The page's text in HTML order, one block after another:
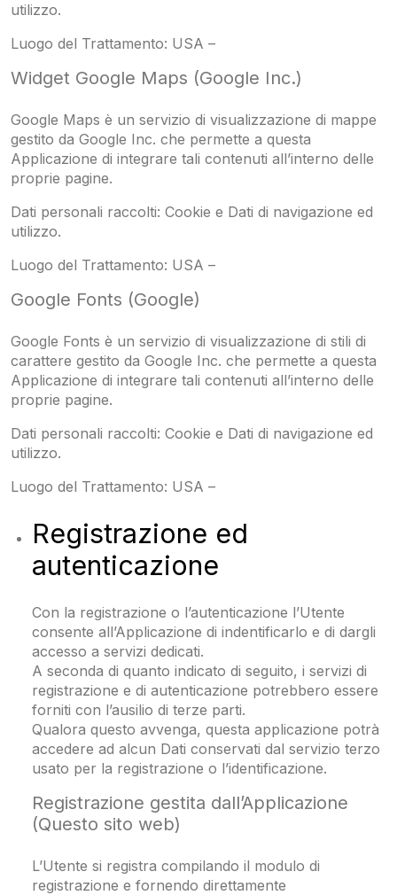
utilizzo.
Luogo del Trattamento: USA –
Widget Google Maps (Google Inc.)
Google Maps è un servizio di visualizzazione di mappe
gestito da Google Inc. che permette a questa
Applicazione di integrare tali contenuti all’interno delle
proprie pagine.
Dati personali raccolti: Cookie e Dati di navigazione ed
utilizzo.
Luogo del Trattamento: USA –
Google Fonts (Google)
Google Fonts è un servizio di visualizzazione di stili di
carattere gestito da Google Inc. che permette a questa
Applicazione di integrare tali contenuti all’interno delle
proprie pagine.
Dati personali raccolti: Cookie e Dati di navigazione ed
utilizzo.
Luogo del Trattamento: USA –
Registrazione ed
autenticazione
Con la registrazione o l’autenticazione l’Utente
consente all’Applicazione di indentificarlo e di dargli
accesso a servizi dedicati.
A seconda di quanto indicato di seguito, i servizi di
registrazione e di autenticazione potrebbero essere
forniti con l’ausilio di terze parti.
Qualora questo avvenga, questa applicazione potrà
accedere ad alcun Dati conservati dal servizio terzo
usato per la registrazione o l’identificazione.
Registrazione gestita dall’Applicazione
(Questo sito web)
L’Utente si registra compilando il modulo di
registrazione e fornendo direttamente